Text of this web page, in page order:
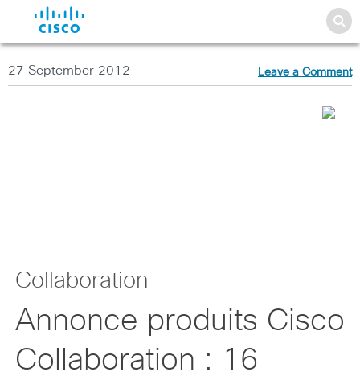
27 September 2012 Leave a Comment
Collaboration
Annonce produits Cisco
Collaboration : 16